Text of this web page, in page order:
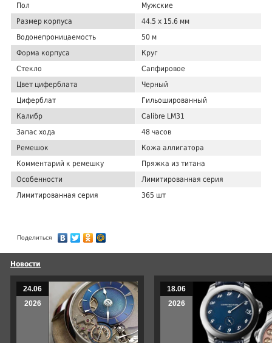
Пол
Мужские
Размер корпуса
44.5 x 15.6 мм
Водонепроницаемость
50 м
Форма корпуса
Круг
Стекло
Сапфировое
Цвет циферблата
Черный
Циферблат
Гильошированный
Калибр
Calibre LM31
Запас хода
48 часов
Ремешок
Кожа аллигатора
Комментарий к ремешку
Пряжка из титана
Особенности
Лимитированная серия
Лимитированная серия
365 шт
Поделиться
Новости
24.06
2026
18.06
2026